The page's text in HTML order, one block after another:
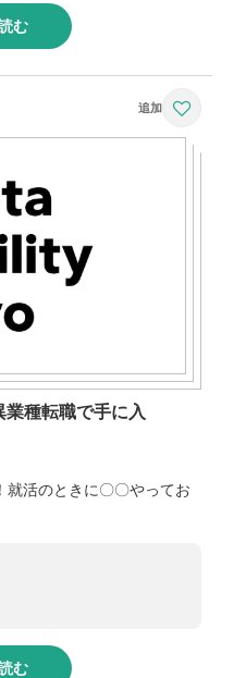
む
種転職で手に入
就活のときに〇〇やってお
む